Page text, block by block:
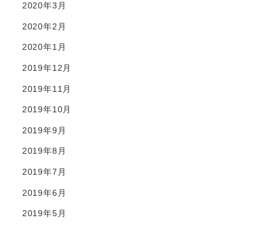
2020年3月
2020年2月
2020年1月
2019年12月
2019年11月
2019年10月
2019年9月
2019年8月
2019年7月
2019年6月
2019年5月